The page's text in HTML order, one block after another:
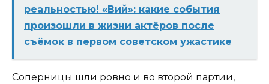
реальностью! «Вий»: какие события
произошли в жизни актёров после
съёмок в первом советском ужастике
Соперницы шли ровно и во второй партии,